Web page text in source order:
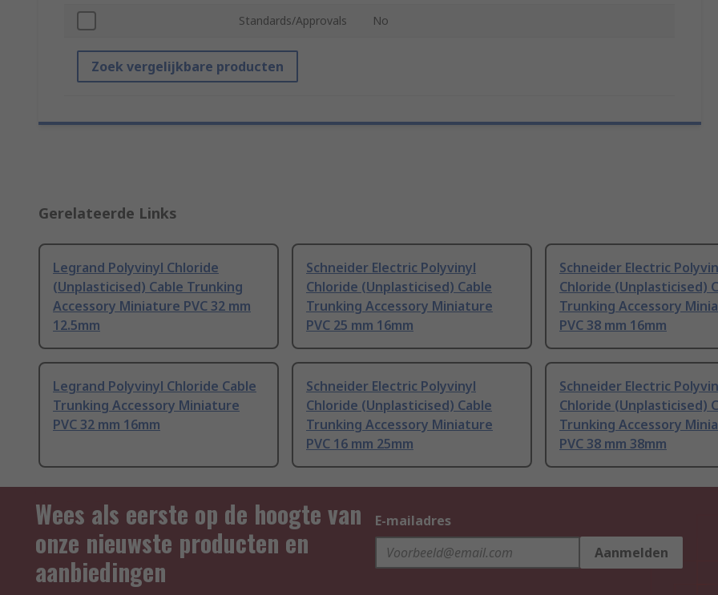
Standards/Approvals No
Zoek vergelijkbare producten
Gerelateerde Links
Legrand Polyvinyl Chloride
(Unplasticised) Cable Trunking
Accessory Miniature PVC 32 mm
12.5mm
Schneider Electric Polyvinyl
Chloride (Unplasticised) Cable
Trunking Accessory Miniature
PVC 25 mm 16mm
Schneider Electric
Chloride (Unplasticised)
Trunking Accessory
PVC 38 mm 16mm
Legrand Polyvinyl Chloride Cable
Trunking Accessory Miniature
PVC 32 mm 16mm
Schneider Electric Polyvinyl
Chloride (Unplasticised) Cable
Trunking Accessory Miniature
PVC 16 mm 25mm
Schneider Electric
Chloride (Unplasticised)
Trunking Accessory
PVC 38 mm 38mm
Wees als eerste op de hoogte van
onze nieuwste producten en
aanbiedingen
E-mailadres
Aanmelden